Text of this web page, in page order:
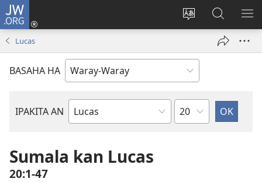
JW.ORG
Balyui
yinaknan
an
site
Pag-
log
new
Pamiling
ha
JW.ORG
Lucas
BASAHA HA
IPAKITA AN
Libro
Biblia
Kapitulo
Sumala kan Lucas
20:1-47